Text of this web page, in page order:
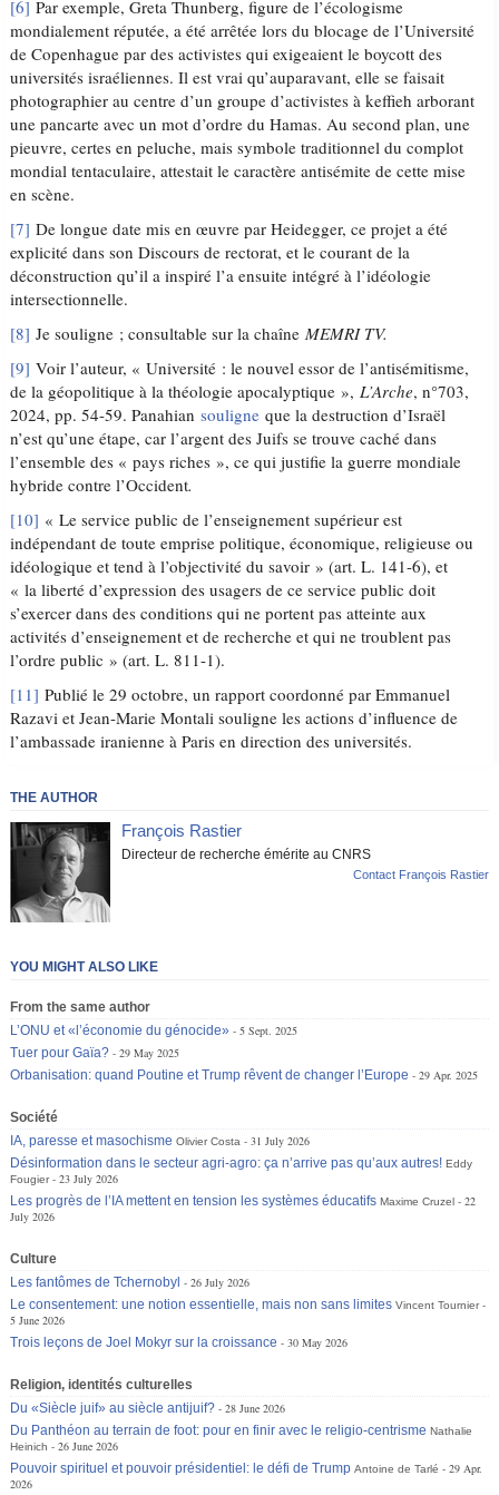
[6] Par exemple, Greta Thunberg, figure de l’écologisme
mondialement réputée, a été arrêtée lors du blocage de l’Université
de Copenhague par des activistes qui exigeaient le boycott des
universités israéliennes. Il est vrai qu’auparavant, elle se faisait
photographier au centre d’un groupe d’activistes à keffieh arborant
une pancarte avec un mot d’ordre du Hamas. Au second plan, une
pieuvre, certes en peluche, mais symbole traditionnel du complot
mondial tentaculaire, attestait le caractère antisémite de cette mise
en scène.
[7] De longue date mis en œuvre par Heidegger, ce projet a été
explicité dans son Discours de rectorat, et le courant de la
déconstruction qu’il a inspiré l’a ensuite intégré à l’idéologie
intersectionnelle.
[8] Je souligne ; consultable sur la chaîne MEMRI TV.
[9] Voir l’auteur, « Université : le nouvel essor de l’antisémitisme,
de la géopolitique à la théologie apocalyptique », L’Arche, n°703,
2024, pp. 54-59. Panahiansouligne que la destruction d’Israël
n’est qu’une étape, car l’argent des Juifs se trouve caché dans
l’ensemble des « pays riches », ce qui justifie la guerre mondiale
hybride contre l’Occident.
[10] « Le service public de l’enseignement supérieur est
indépendant de toute emprise politique, économique, religieuse ou
idéologique et tend à l’objectivité du savoir » (art. L. 141-6), et
« la liberté d’expression des usagers de ce service public doit
s’exercer dans des conditions qui ne portent pas atteinte aux
activités d’enseignement et de recherche et qui ne troublent pas
l’ordre public » (art. L. 811-1).
[11] Publié le 29 octobre, un rapport coordonné par Emmanuel
Razavi et Jean-Marie Montali souligne les actions d’influence de
l’ambassade iranienne à Paris en direction des universités.
THE AUTHOR
François Rastier
Directeur de recherche émérite au CNRS
Contact François Rastier
YOU MIGHT ALSO LIKE
From the same author
L’ONU et «l’économie du génocide»
5 Sept. 2025
Tuer pour Gaïa?
29 May 2025
Orbanisation: quand Poutine et Trump rêvent de changer l’Europe
29 Apr. 2025
Société
IA, paresse et masochisme Olivier Costa
31 July 2026
Désinformation dans le secteur agri-agro: ça n’arrive pas qu’aux autres! Eddy
Fougier
23 July 2026
Les progrès de l’IA mettent en tension les systèmes éducatifs Maxime Cruzel
22
July 2026
Culture
Les fantômes de Tchernobyl
26 July 2026
Le consentement: une notion essentielle, mais non sans limites Vincent Tournier
5 June 2026
Trois leçons de Joel Mokyr sur la croissance
30 May 2026
Religion, identités culturelles
Du «Siècle juif» au siècle antijuif?
28 June 2026
Du Panthéon au terrain de foot: pour en finir avec le religio-centrisme Nathalie
Heinich
26 June 2026
Pouvoir spirituel et pouvoir présidentiel: le défi de Trump Antoine de Tarlé
29 Apr.
2026